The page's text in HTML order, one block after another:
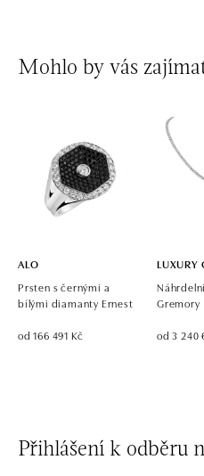
ALO diamonds OC
Ivanská cesta 16, 821 04
dnes otevřeno do 21:00
ALO diamonds OC
Pribinova 8, 811 09 Bratislava
tel.: +421 917 090 700, +421 918
Mohlo by vás
ALO
Prsten s černými a
bílými diamanty Ernest
od 166 491 Kč
LUXURY
Gremory
od 3 240
Přihlášení k odběru